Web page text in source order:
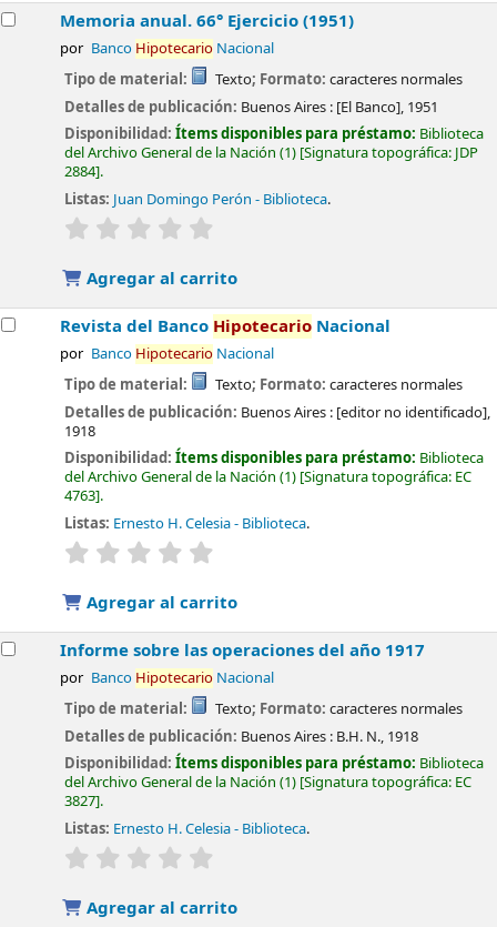
Memoria anual. 66° Ejercicio (1951)
por Banco HipotecarioNacional
Tipo de material: Texto; Formato: caracteres normales
Detalles de publicación: Buenos Aires : [El Banco], 1951
Disponibilidad:Ítems disponibles para préstamo: Biblioteca
del Archivo General de la Nación (1) Signatura topográfica: JDP
2884 .
Listas: Juan Domingo Perón - Biblioteca.
valoración
Agregar al carrito
Revista del Banco Hipotecario Nacional
por Banco HipotecarioNacional
Tipo de material: Texto; Formato: caracteres normales
Detalles de publicación: Buenos Aires : [editor no identificado],
1918
Disponibilidad:Ítems disponibles para préstamo: Biblioteca
del Archivo General de la Nación (1) Signatura topográfica: EC
4763 .
Listas: Ernesto H. Celesia - Biblioteca.
valoración
Agregar al carrito
Informe sobre las operaciones del año 1917
por Banco HipotecarioNacional
Tipo de material: Texto; Formato: caracteres normales
Detalles de publicación: Buenos Aires : B.H. N., 1918
Disponibilidad:Ítems disponibles para préstamo: Biblioteca
del Archivo General de la Nación (1) Signatura topográfica: EC
3827 .
Listas: Ernesto H. Celesia - Biblioteca.
valoración
Agregar al carrito